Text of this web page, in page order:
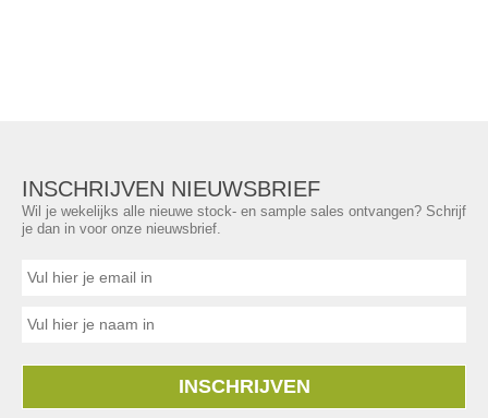
INSCHRIJVEN NIEUWSBRIEF
Wil je wekelijks alle nieuwe stock- en sample sales ontvangen? Schrijf
je dan in voor onze nieuwsbrief.
INSCHRIJVEN